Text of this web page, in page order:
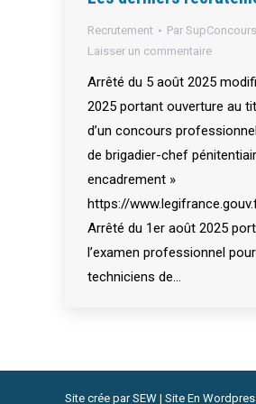
Recrutement Par SupConcours
Laisser un commentaire
Arrêté du 5 août 2025
2025 portant ouverture au
d’un concours
de brigadier-chef
encadrement »
https://
Arrêté du 1er août 2025
l’examen professionnel
techniciens de…
Site crée parSEW | Site En